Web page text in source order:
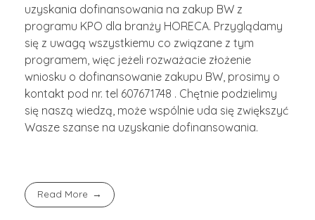
uzyskania dofinansowania na zakup BW z
programu KPO dla branży HORECA. Przyglądamy
się z uwagą wszystkiemu co związane z tym
programem, więc jeżeli rozważacie złożenie
wniosku o dofinansowanie zakupu BW, prosimy o
kontakt pod nr. tel 607671748 . Chętnie podzielimy
się naszą wiedzą, może wspólnie uda się zwiększyć
Wasze szanse na uzyskanie dofinansowania.
Read More